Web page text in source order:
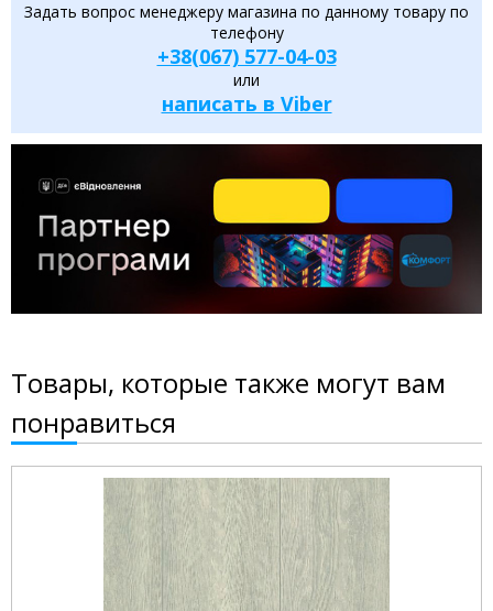
Задать вопрос менеджеру магазина по данному товару по
телефону
+38(067) 577-04-03
или
написать в Viber
Товары, которые также могут вам
понравиться